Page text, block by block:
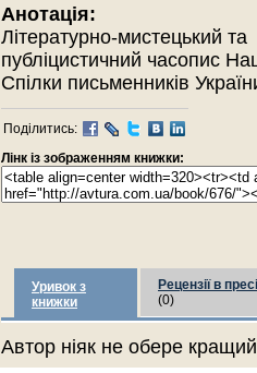
Анотація:
Літературно-мистецький та
публіцистичний часопис
Спілки письменників
Поділитись:
Лінк із зображенням книжки:
Уривок з
книжки
Рецензії в пресі
(0)
Автор ніяк не обере